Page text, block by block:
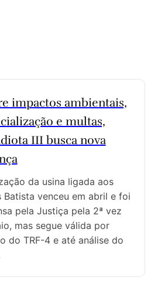
impactos ambientais,
e multas,
III busca nova
da usina ligada aos
Batista venceu em abril e foi
pela Justiça pela 2ª vez
mas segue válida por
do TRF-4 e até análise do